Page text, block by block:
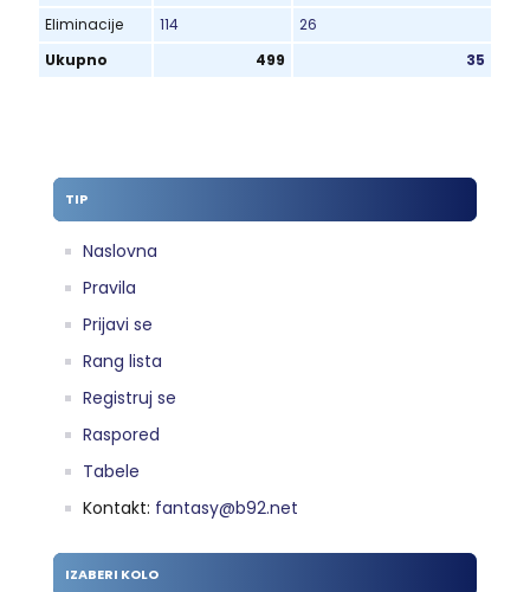
Eliminacije
114
26
Ukupno
499 35
TIP
Naslovna
Pravila
Prijavi se
Rang lista
Registruj se
Raspored
Tabele
Kontakt: fantasy@b92.net
IZABERI KOLO